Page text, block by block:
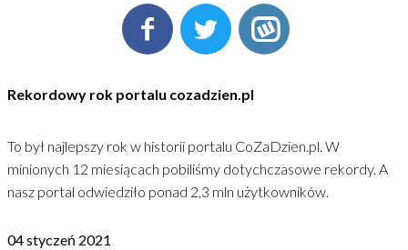
Rekordowy rok portalu cozadzien.pl
To był najlepszy rok w historii portalu CoZaDzien.pl. W
minionych 12 miesiącach pobiliśmy dotychczasowe rekordy. A
nasz portal odwiedziło ponad 2,3 mln użytkowników.
04 styczeń 2021